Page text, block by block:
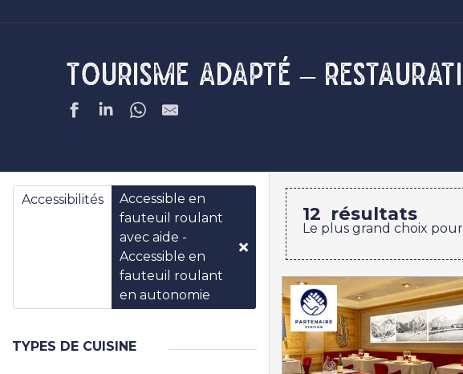
Tourisme adapté –
Accessibilités
Accessible en
fauteuil roulant
avec aide -
Accessible en
fauteuil roulant
en autonomie
TYPES DE CUISINE
12 résultats
Le plus grand choix